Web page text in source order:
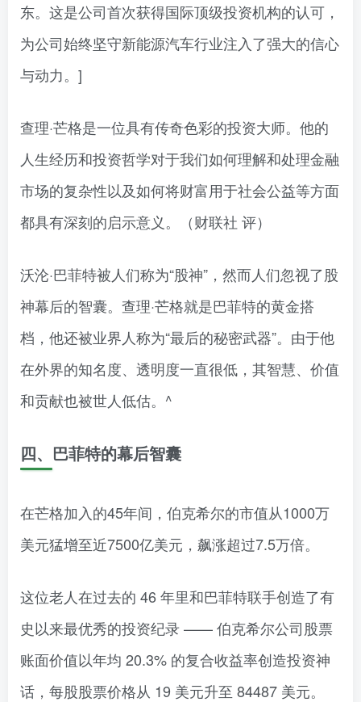
东。这是公司首次获得国际顶级投资机构的认可，
为公司始终坚守新能源汽车行业注入了强大的信心
与动力。]
查理·芒格是一位具有传奇色彩的投资大师。他的
人生经历和投资哲学对于我们如何理解和处理金融
市场的复杂性以及如何将财富用于社会公益等方面
都具有深刻的启示意义。（财联社 评）
沃沦·巴菲特被人们称为“股神”，然而人们忽视了股
神幕后的智囊。查理·芒格就是巴菲特的黄金搭
档，他还被业界人称为“最后的秘密武器”。由于他
在外界的知名度、透明度一直很低，其智慧、价值
和贡献也被世人低估。^
四、巴菲特的幕后智囊
在芒格加入的45年间，伯克希尔的市值从1000万
美元猛增至近7500亿美元，飙涨超过7.5万倍。
这位老人在过去的 46 年里和巴菲特联手创造了有
史以来最优秀的投资纪录 —— 伯克希尔公司股票
账面价值以年均 20.3% 的复合收益率创造投资神
话，每股股票价格从 19 美元升至 84487 美元。